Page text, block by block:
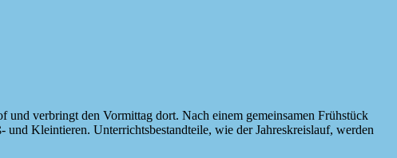
und verbringt den Vormittag dort. Nach einem gemeinsamen Frühstück
Kleintieren. Unterrichtsbestandteile, wie der Jahreskreislauf, werden